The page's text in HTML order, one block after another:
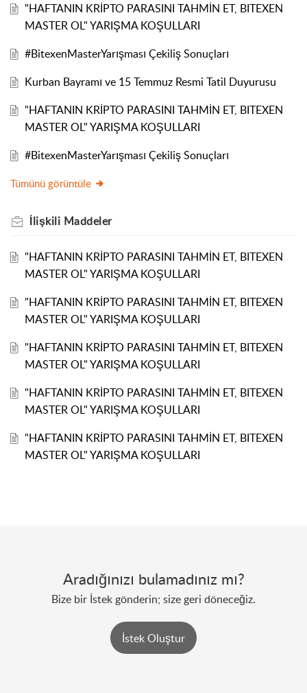
"HAFTANIN KRİPTO PARASINI TAHMİN ET, BITEXEN
MASTER OL" YARIŞMA KOŞULLARI
#BitexenMasterYarışması Çekiliş Sonuçları
Kurban Bayramı ve 15 Temmuz Resmi Tatil Duyurusu
"HAFTANIN KRİPTO PARASINI TAHMİN ET, BITEXEN
MASTER OL" YARIŞMA KOŞULLARI
#BitexenMasterYarışması Çekiliş Sonuçları
Tümünü görüntüle
İlişkili Maddeler
"HAFTANIN KRİPTO PARASINI TAHMİN ET, BITEXEN
MASTER OL" YARIŞMA KOŞULLARI
"HAFTANIN KRİPTO PARASINI TAHMİN ET, BITEXEN
MASTER OL" YARIŞMA KOŞULLARI
"HAFTANIN KRİPTO PARASINI TAHMİN ET, BITEXEN
MASTER OL" YARIŞMA KOŞULLARI
"HAFTANIN KRİPTO PARASINI TAHMİN ET, BITEXEN
MASTER OL" YARIŞMA KOŞULLARI
"HAFTANIN KRİPTO PARASINI TAHMİN ET, BITEXEN
MASTER OL" YARIŞMA KOŞULLARI
Aradığınızı bulamadınız mı?
Bize bir İstek gönderin; size geri döneceğiz.
İstek Oluştur